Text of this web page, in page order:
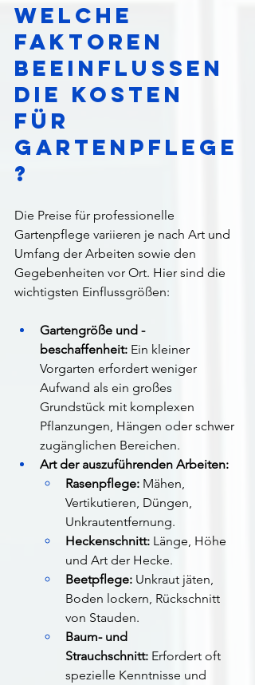
Welche
Faktoren
beeinflussen
die Kosten
für
Gartenpflege
?
Die Preise für professionelle
Gartenpflege variieren je nach Art und
Umfang der Arbeiten sowie den
Gegebenheiten vor Ort. Hier sind die
wichtigsten Einflussgrößen:
Gartengröße und -
beschaffenheit: Ein kleiner
Vorgarten erfordert weniger
Aufwand als ein großes
Grundstück mit komplexen
Pflanzungen, Hängen oder schwer
zugänglichen Bereichen.
Art der auszuführenden Arbeiten:
Rasenpflege: Mähen,
Vertikutieren, Düngen,
Unkrautentfernung.
Heckenschnitt: Länge, Höhe
und Art der Hecke.
Beetpflege: Unkraut jäten,
Boden lockern, Rückschnitt
von Stauden.
Baum- und
Strauchschnitt: Erfordert oft
spezielle Kenntnisse und